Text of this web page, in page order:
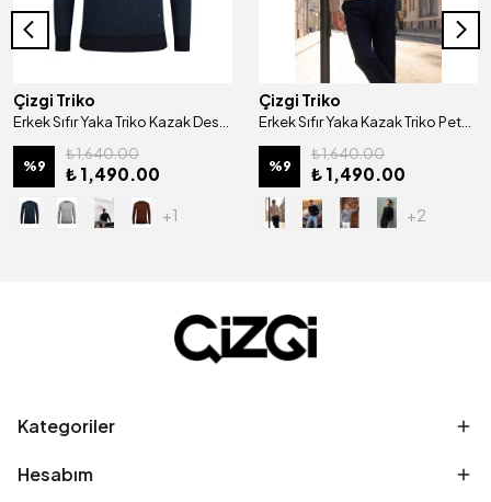
Çizgi Triko
Erkek Sıfır Yaka Triko Kazak Desenli Kol ve Bel Lastikli Çelik Örgü Klasik Kalıp - 5005C
%9
₺ 1,640.00
₺ 1,490.00
+1
Çizgi Triko
Erkek Sıfır Yaka Kazak Triko Petek Örgü Düz Renk Klasik Kalıp - 5243C
%9
₺ 1,640.00
₺ 1,490.00
+2
Kategoriler
Hesabım